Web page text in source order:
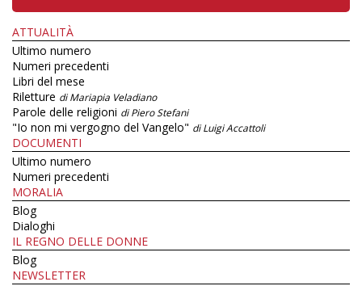
ATTUALITÀ
Ultimo numero
Numeri precedenti
Libri del mese
Riletture di Mariapia Veladiano
Parole delle religioni di Piero Stefani
"Io non mi vergogno del Vangelo" di Luigi Accattoli
DOCUMENTI
Ultimo numero
Numeri precedenti
MORALIA
Blog
Dialoghi
IL REGNO DELLE DONNE
Blog
NEWSLETTER